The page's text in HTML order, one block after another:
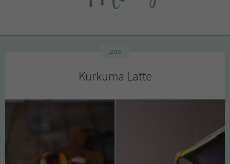
2016
Kurkuma Latte